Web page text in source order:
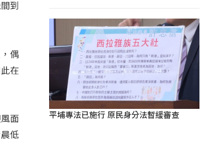
到
偶
在
面
低
平埔專法已施行 原民身分法暫緩審查